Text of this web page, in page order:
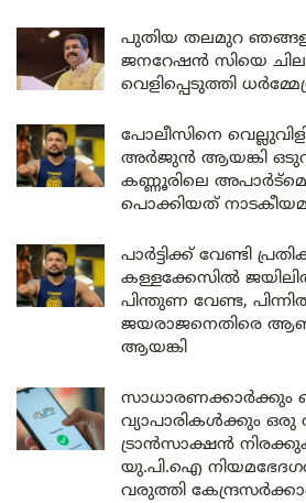
പുതിയ തലമുറ
ജനറേഷൻ സിയെ ചിലർ
വെളിപ്പെടുത്തി
പോലീസിനെ
അർജുൻ ആയങ്കി
കണ്ണൂരിലെ
പൊക്കിയത്
പാർട്ടിക്ക് വേണ്ടി
കള്ളക്കേസിൽ
പിന്തുണ വേണ്ട,
ജയരാജനെതിരെ
ആയങ്കി
സാധാരണക്കാർക്കും
വ്യാപാരികൾക്കും ഒരു
ട്രാൻസാക്ഷൻ
യു.പി.ഐ
വരുത്തി